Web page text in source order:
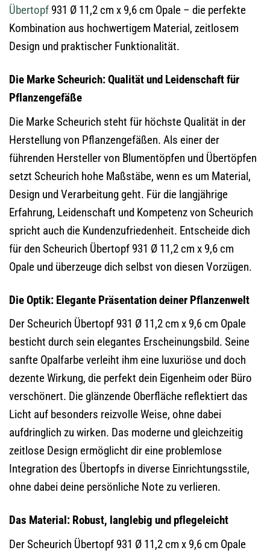
Übertopf 931 Ø 11,2 cm x 9,6 cm Opale – die perfekte
Kombination aus hochwertigem Material, zeitlosem
Design und praktischer Funktionalität.
Die Marke Scheurich: Qualität und Leidenschaft für
Pflanzengefäße
Die Marke Scheurich steht für höchste Qualität in der
Herstellung von Pflanzengefäßen. Als einer der
führenden Hersteller von Blumentöpfen und Übertöpfen
setzt Scheurich hohe Maßstäbe, wenn es um Material,
Design und Verarbeitung geht. Für die langjährige
Erfahrung, Leidenschaft und Kompetenz von Scheurich
spricht auch die Kundenzufriedenheit. Entscheide dich
für den Scheurich Übertopf 931 Ø 11,2 cm x 9,6 cm
Opale und überzeuge dich selbst von diesen Vorzügen.
Die Optik: Elegante Präsentation deiner Pflanzenwelt
Der Scheurich Übertopf 931 Ø 11,2 cm x 9,6 cm Opale
besticht durch sein elegantes Erscheinungsbild. Seine
sanfte Opalfarbe verleiht ihm eine luxuriöse und doch
dezente Wirkung, die perfekt dein Eigenheim oder Büro
verschönert. Die glänzende Oberfläche reflektiert das
Licht auf besonders reizvolle Weise, ohne dabei
aufdringlich zu wirken. Das moderne und gleichzeitig
zeitlose Design ermöglicht dir eine problemlose
Integration des Übertopfs in diverse Einrichtungsstile,
ohne dabei deine persönliche Note zu verlieren.
Das Material: Robust, langlebig und pflegeleicht
Der Scheurich Übertopf 931 Ø 11,2 cm x 9,6 cm Opale